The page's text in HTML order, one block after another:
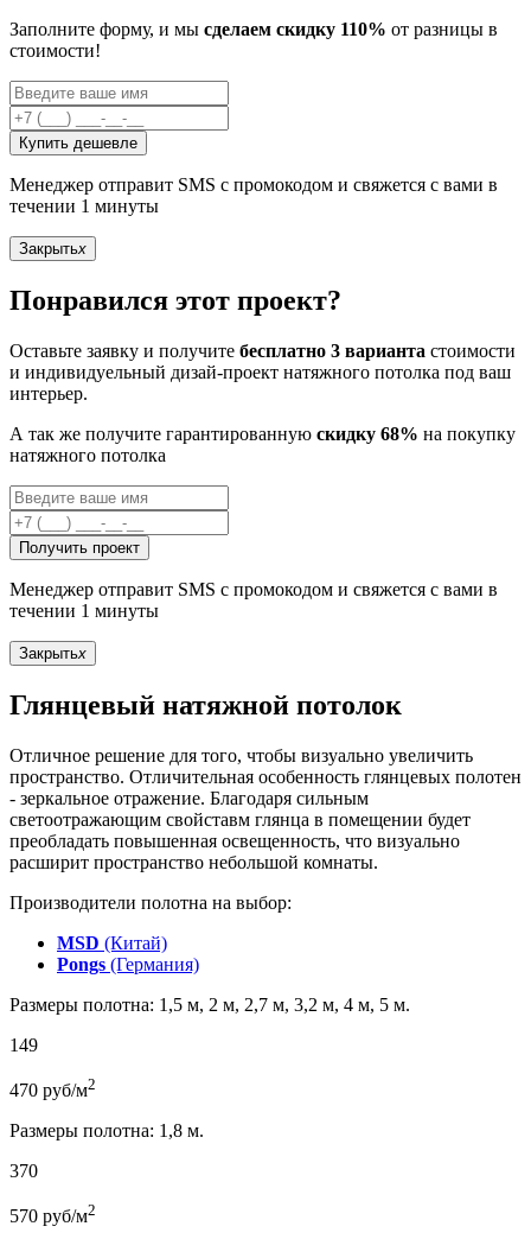
Заполните форму, и мы сделаем скидку 110% от разницы в
стоимости!
Купить дешевле
Менеджер отправит SMS с промокодом и свяжется с вами в
течении 1 минуты
Закрытьx
Понравился этот проект?
Оставьте заявку и получите бесплатно 3 варианта стоимости
и индивидуельный дизай-проект натяжного потолка под ваш
интерьер.
А так же получите гарантированную скидку 68% на покупку
натяжного потолка
Получить проект
Менеджер отправит SMS с промокодом и свяжется с вами в
течении 1 минуты
Закрытьx
Глянцевый натяжной потолок
Отличное решение для того, чтобы визуально увеличить
пространство. Отличительная особенность глянцевых полотен
- зеркальное отражение. Благодаря сильным
светоотражающим свойставм глянца в помещении будет
преобладать повышенная освещенность, что визуально
расширит пространство небольшой комнаты.
Производители полотна на выбор:
MSD (Китай)
Pongs (Германия)
Размеры полотна: 1,5 м, 2 м, 2,7 м, 3,2 м, 4 м, 5 м.
149
470 руб/м2
Размеры полотна: 1,8 м.
370
570 руб/м2